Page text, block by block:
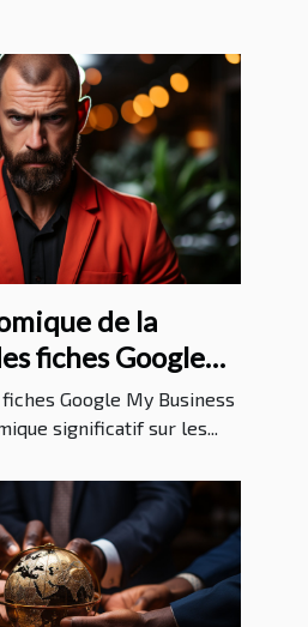
de la
fiches Google
les entreprises
Google My Business
significatif sur les...